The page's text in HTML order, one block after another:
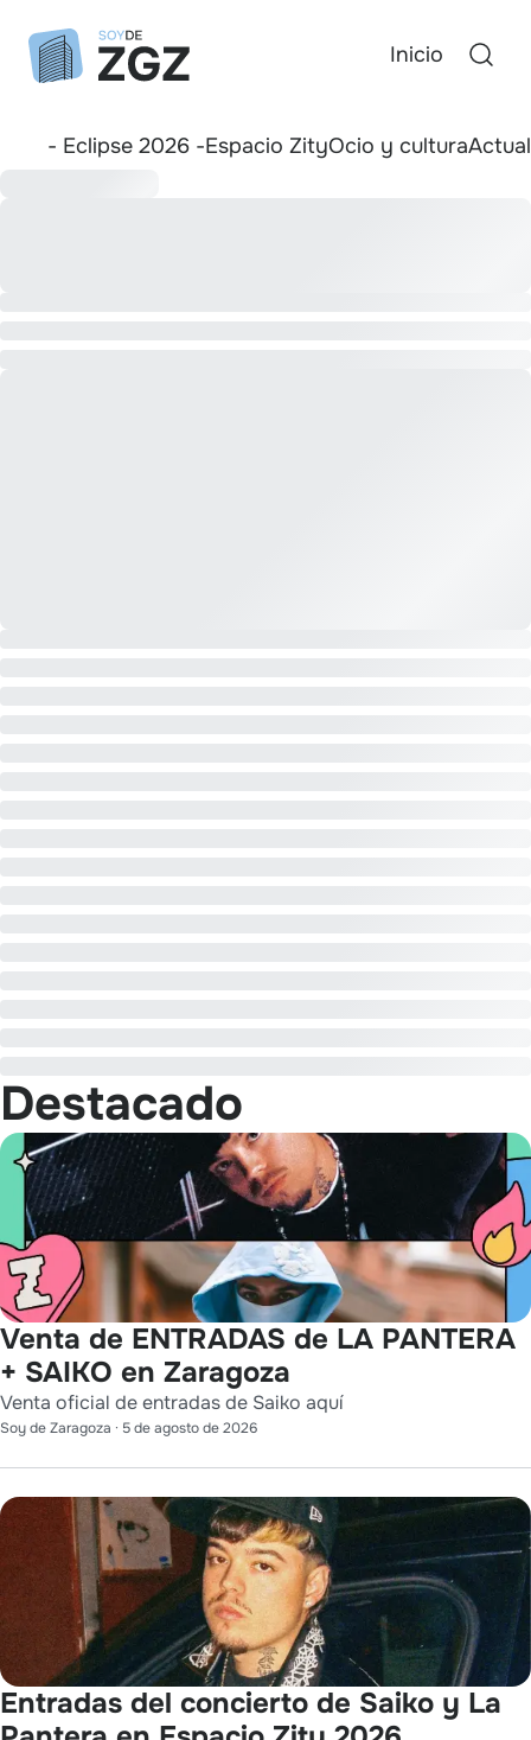
Inicio
- Eclipse 2026 -Espacio ZityOcio y cultura
Destacado
Venta de ENTRADAS de LA PANTERA
+ SAIKO en Zaragoza
Venta oficial de entradas de Saiko aquí
Soy de Zaragoza · 5 de agosto de 2026
Entradas del concierto de Saiko y La